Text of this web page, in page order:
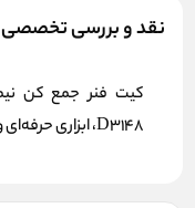
نقد و بررسی تخصصی
D3148، ابزاری حرفه‌ای و کاربردی برای باز و بسته کردن...